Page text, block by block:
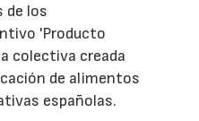
de los
'Producto
colectiva creada
de alimentos
españolas.